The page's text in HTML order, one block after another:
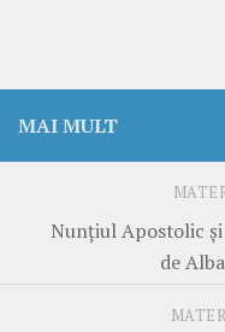
MAI MULT
Nunțiul Apostolic
de